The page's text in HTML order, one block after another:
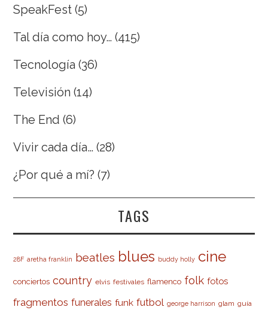
SpeakFest (5)
Tal día como hoy… (415)
Tecnología (36)
Televisión (14)
The End (6)
Vivir cada día… (28)
¿Por qué a mí? (7)
TAGS
28F aretha franklin beatles blues buddy holly cine
conciertos country elvis festivales flamenco folk fotos
fragmentos funerales funk futbol george harrison glam guía